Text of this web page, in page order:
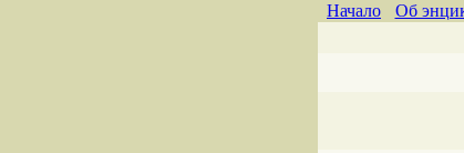
Начало Об